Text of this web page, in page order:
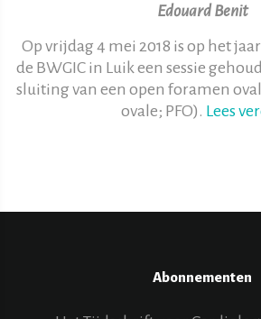
Edouard Benit
Op vrijdag 4 mei 2018 is op het
de BWGIC in Luik een sessie
sluiting van een open foramen
ovale; PFO). Lees
Abonnementen